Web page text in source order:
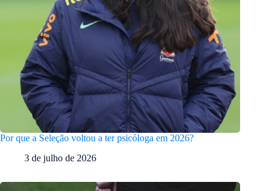
Por que a Seleção voltou a ter psicóloga em 2026?
3 de julho de 2026